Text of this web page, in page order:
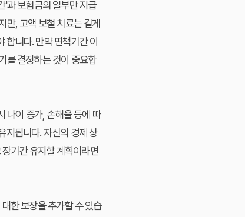
'과 보험금의 일부만 지급
만, 고액 보철 치료는 길게
니다. 만약 면책기간 이
를 결정하는 것이 중요합
나이 증가, 손해율 등에 따
지됩니다. 자신의 경제 상
기간 유지할 계획이라면
한 보장을 추가할 수 있습